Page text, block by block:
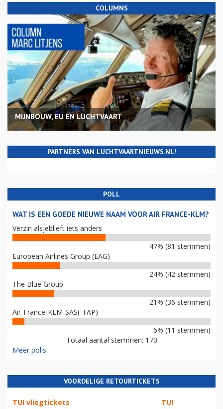
COLUMNS
MIJNBOUW, EU EN LUCHTVAART
PARTNERS VAN LUCHTVAARTNIEUWS.NL!
POLL
WAT IS EEN GOEDE NIEUWE NAAM VOOR AIR FRANCE-KLM?
Verzin alsjeblieft iets anders
47% (81 stemmen)
European Airlines Group (EAG)
24% (42 stemmen)
The Blue Group
21% (36 stemmen)
Air-France-KLM-SAS(-TAP)
6% (11 stemmen)
Totaal aantal stemmen: 170
Meer polls
VOORDELIGE RETOURTICKETS
TUI vliegtickets TUI